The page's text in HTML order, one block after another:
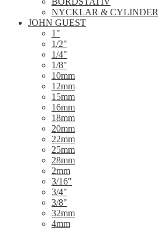
NYCKLAR & CYLINDER
JOHN GUEST
1"
1/2"
1/4"
1/8"
10mm
12mm
15mm
16mm
18mm
20mm
22mm
25mm
28mm
2mm
3/16"
3/4"
3/8"
32mm
4mm